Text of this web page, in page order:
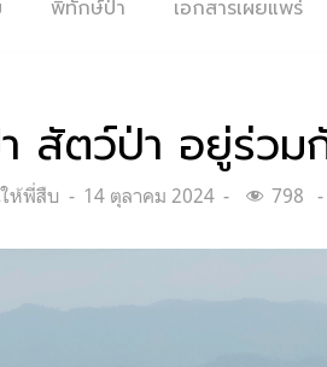
พิทักษ์ป่า เอกสารเผยแพร่
สัตว์ป่า อยู่ร่ว
ให้พี่สืบ
Posted
14 ตุลาคม 2024 798